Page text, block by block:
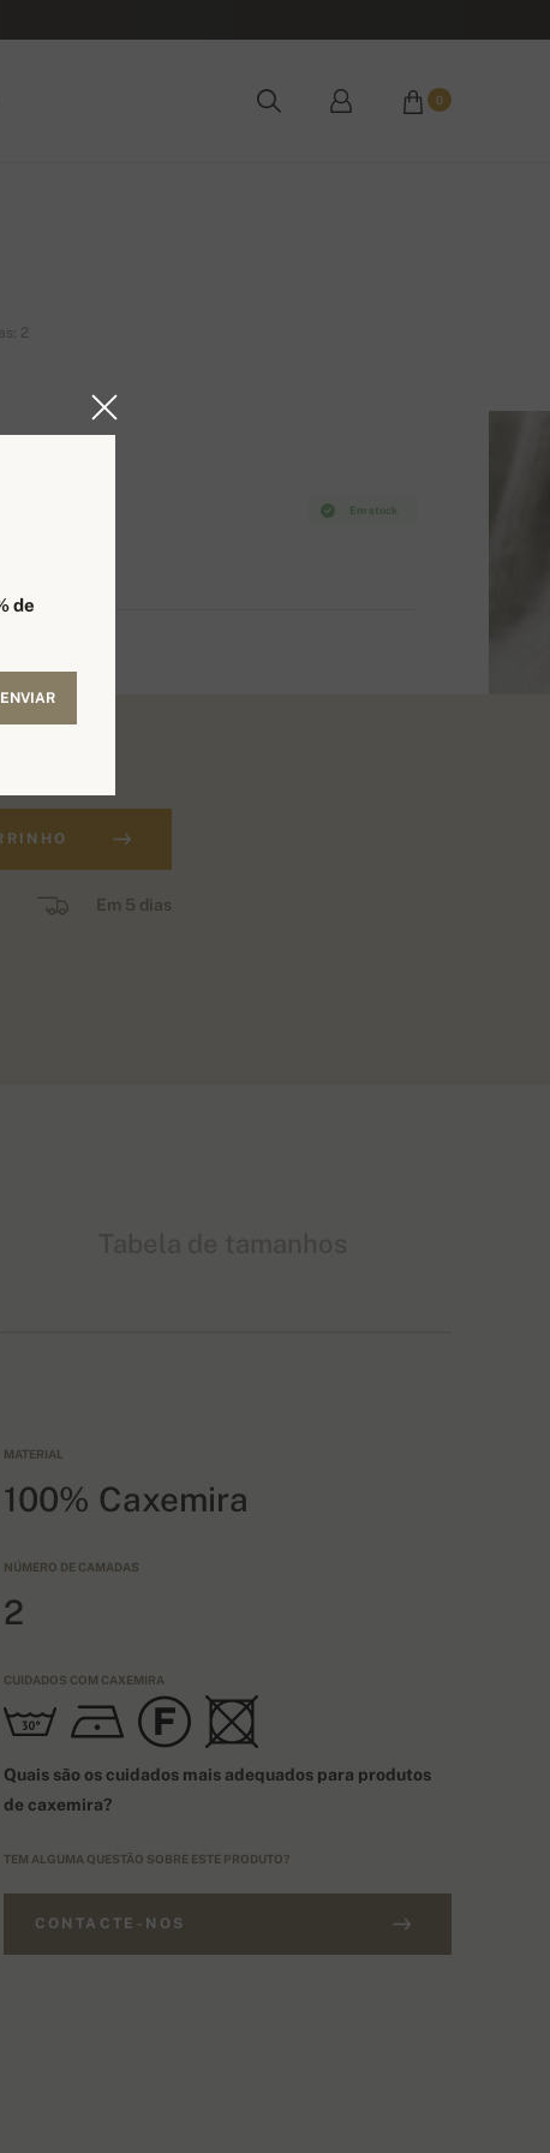
0
2
Em stock
Em 5 dias
MATERIAL
100% Caxemira
NÚMERO DE CAMADAS
2
CUIDADOS COM CAXEMIRA
Quais são os cuidados mais adequados para produtos
de caxemira?
TEM ALGUMA QUESTÃO SOBRE ESTE PRODUTO?
CONTACTE-NOS
de
ENVIAR